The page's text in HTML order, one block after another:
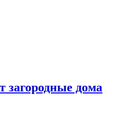
загородные дома